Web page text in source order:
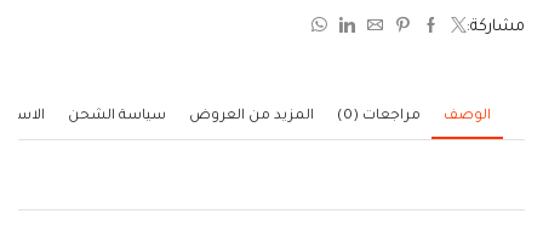
مشاركة:
الوصف مراجعات (0) المزيد من العروض سياسة الشحن